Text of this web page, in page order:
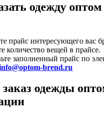
одежду
прайс интересующего вас
количество вещей в прайсе.
заполненный прайс по
brend.ru
одежды